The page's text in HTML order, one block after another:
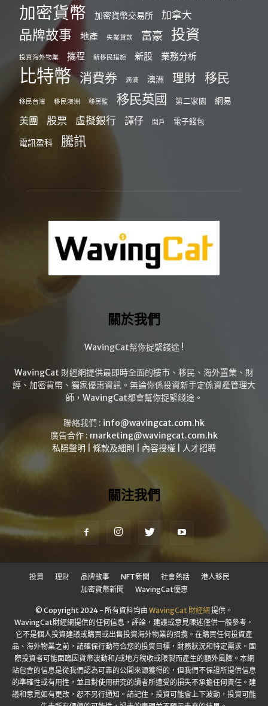
加密貨幣 加密貨幣交易所 加拿大
品牌故事 地產 失業貸款 富豪 投資
投資海外物業 攜程 新移民措施 新股 業務分析
比特幣 消費券 滴滴 澳洲 理財 移民
移民台灣 移民澳洲 移民監 移民英國 第二家園 網易
美團 股票 虛擬銀行 譚仔 開戶 電子錢包
電訊盈科 騰訊
關於我們
WavingCat幫你捉緊錢途 !
WavingCat 財經網提供最即時全面的樓市、移民、海外置業、財
經、加密貨幣、獨家優惠資訊。無論你係投資新手定係資產管理大
師，WavingCat都會幫你捉緊錢途。
聯絡我們 : info@wavingcat.com.hk
廣告合作 : marketing@wavingcat.com.hk
私隱聲明
條款及細則 內容授權 人才招聘
關注我們
投資 理財 品牌故事 NFT新聞 社會熱話
港人移民
加密貨幣新聞
WavingCat優惠
© Copyright 2024 - 所有資料均由 WavingCat 財經網提供。
WavingCat財經網提供的任何信息，評論，建議或意見陳述僅供一般參考。
它不是個人投資建議或購買或出售投資海外物業的招攬。在購買任何投資產
品、海外物業之前，請確保行動符合您的投資目標，財務狀況和特定需求。國
際投資者可能面臨因貨幣波動和/或地方稅收或限製而產生的額外風險。本網
站包含的信息是從我們認為可靠的公開來源獲得的，但我們不保證所提供信息
的準確性或有用性，並且對使用研究的讀者所遭受的損失不承擔任何責任。建
議和意見如有更改，恕不另行通知。請記住，投資可能會上下波動，投資可能